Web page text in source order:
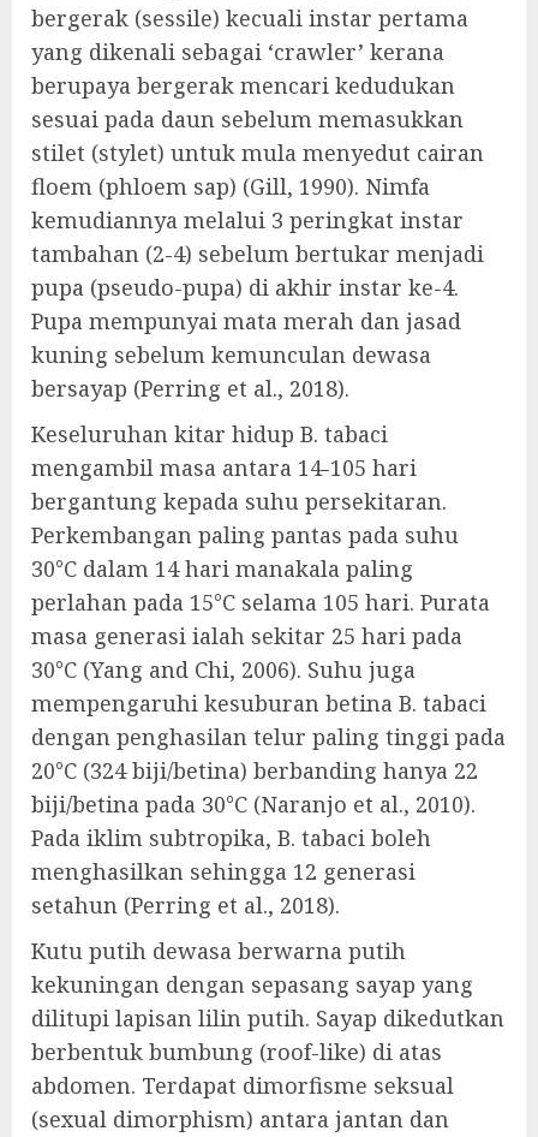
bergerak (sessile) kecuali instar pertama
yang dikenali sebagai ‘crawler’ kerana
berupaya bergerak mencari kedudukan
sesuai pada daun sebelum memasukkan
stilet (stylet) untuk mula menyedut cairan
floem (phloem sap) (Gill, 1990). Nimfa
kemudiannya melalui 3 peringkat instar
tambahan (2-4) sebelum bertukar menjadi
pupa (pseudo-pupa) di akhir instar ke-4.
Pupa mempunyai mata merah dan jasad
kuning sebelum kemunculan dewasa
bersayap (Perring et al., 2018).
Keseluruhan kitar hidup B. tabaci
mengambil masa antara 14-105 hari
bergantung kepada suhu persekitaran.
Perkembangan paling pantas pada suhu
30°C dalam 14 hari manakala paling
perlahan pada 15°C selama 105 hari. Purata
masa generasi ialah sekitar 25 hari pada
30°C (Yang and Chi, 2006). Suhu juga
mempengaruhi kesuburan betina B. tabaci
dengan penghasilan telur paling tinggi pada
20°C (324 biji/betina) berbanding hanya 22
biji/betina pada 30°C (Naranjo et al., 2010).
Pada iklim subtropika, B. tabaci boleh
menghasilkan sehingga 12 generasi
setahun (Perring et al., 2018).
Kutu putih dewasa berwarna putih
kekuningan dengan sepasang sayap yang
dilitupi lapisan lilin putih. Sayap dikedutkan
berbentuk bumbung (roof-like) di atas
abdomen. Terdapat dimorfisme seksual
(sexual dimorphism) antara jantan dan